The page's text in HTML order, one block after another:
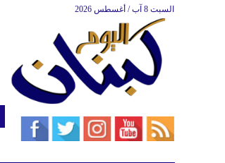
السبت 8 آب / أغسطس 2026